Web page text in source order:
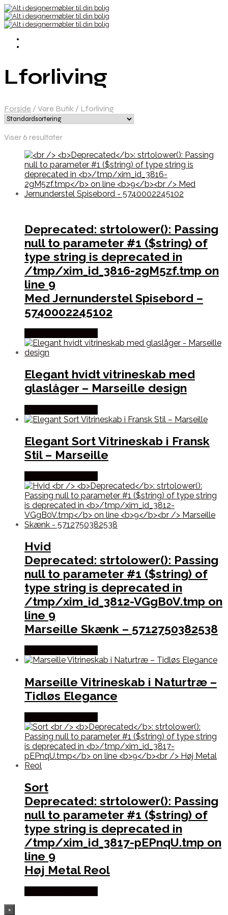
Lforliving
Forside / Vare Butik / Lforliving
Viser 6 resultater
Deprecated: strtolower(): Passing
null to parameter #1 ($string) of
type string is deprecated in
/tmp/xim_id_3816-2gM5zf.tmp on
line 9
Med Jernunderstel Spisebord –
5740002245102
Elegant hvidt vitrineskab med
glaslåger – Marseille design
Elegant Sort Vitrineskab i Fransk
Stil – Marseille
Hvid
Deprecated: strtolower(): Passing
null to parameter #1 ($string) of
type string is deprecated in
/tmp/xim_id_3812-VGgB0V.tmp on
line 9
Marseille Skænk – 5712750382538
Marseille Vitrineskab i Naturtræ –
Tidløs Elegance
Sort
Deprecated: strtolower(): Passing
null to parameter #1 ($string) of
type string is deprecated in
/tmp/xim_id_3817-pEPnqU.tmp on
line 9
Høj Metal Reol
×